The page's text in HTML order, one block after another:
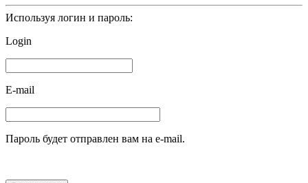
Используя логин и пароль:
Login
E-mail
Пароль будет отправлен вам на e-mail.